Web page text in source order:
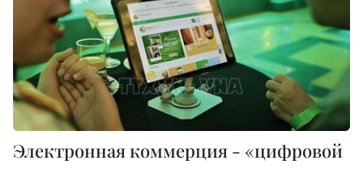
Электронная коммерция - «цифровой